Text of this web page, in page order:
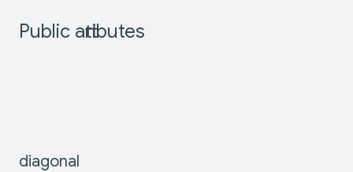
Public attributes
diagonal